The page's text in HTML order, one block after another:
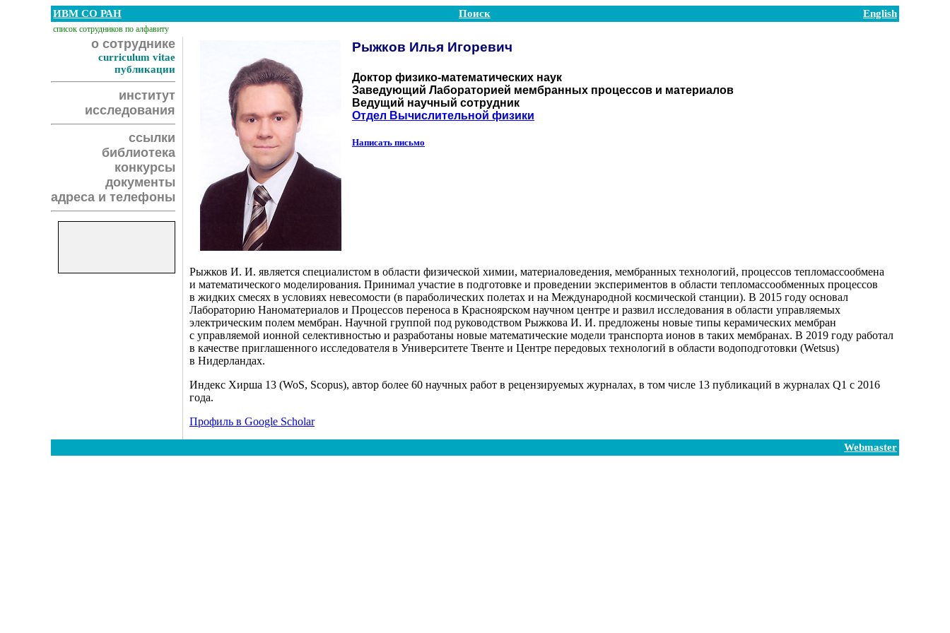
ИВМ СО РАН Поиск English
список сотрудников по алфавиту
о сотруднике
curriculum vitae
публикации
институт
исследования
ссылки
библиотека
конкурсы
документы
адреса и телефоны
Рыжков Илья Игоревич
Доктор физико-математических наук
Заведующий Лабораторией мембранных процессов и материалов
Ведущий научный сотрудник
Отдел Вычислительной физики
Написать письмо
Рыжков И. И. является специалистом в области физической химии, материаловедения, мембранных технологий, процессов тепломассообмена
и математического моделирования. Принимал участие в подготовке и проведении экспериментов в области тепломассообменных процессов
в жидких смесях в условиях невесомости (в параболических полетах и на Международной космической станции). В 2015 году основал
Лабораторию Наноматериалов и Процессов переноса в Красноярском научном центре и развил исследования в области управляемых
электрическим полем мембран. Научной группой под руководством Рыжкова И. И. предложены новые типы керамических мембран
с управляемой ионной селективностью и разработаны новые математические модели транспорта ионов в таких мембранах. В 2019 году работал
в качестве приглашенного исследователя в Университете Твенте и Центре передовых технологий в области водоподготовки (Wetsus)
в Нидерландах.
Индекс Хирша 13 (WoS, Scopus), автор более 60 научных работ в рецензируемых журналах, в том числе 13 публикаций в журналах Q1 с 2016
года.
Профиль в Google Scholar
Webmaster